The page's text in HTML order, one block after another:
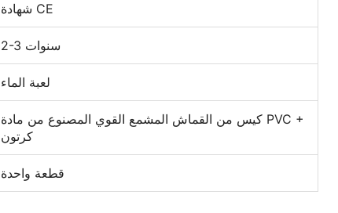
شهادة CE
2-3 سنوات
لعبة الماء
كيس من القماش المشمع القوي المصنوع من مادة PVC +
كرتون
قطعة واحدة